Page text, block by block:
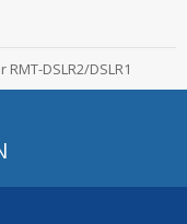
DSLR2/DSLR1